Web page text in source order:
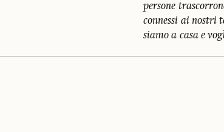
persone
connessi ai nostri
siamo a casa e